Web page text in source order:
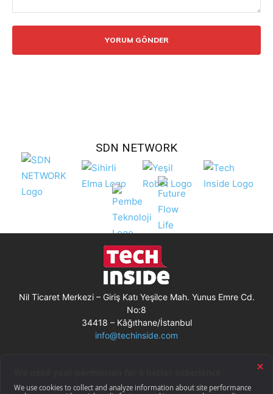
SDN NETWORK
Nil Ticaret Merkezi – Giriş Katı Yeşilce Mah. Yunus Emre Cd.
No:8
34418 – Kâğıthane/İstanbul
info@techinside.com
Gizlilik Bildirimi